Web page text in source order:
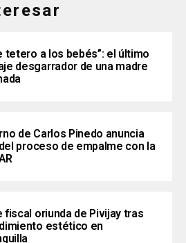
tetero a los bebés”: el último
desgarrador de una madre
de Carlos Pinedo anuncia
proceso de empalme con la
fiscal oriunda de Pivijay tras
estético en